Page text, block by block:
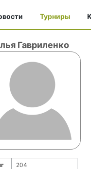
Турниры
Гавриленко
204